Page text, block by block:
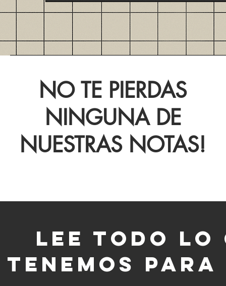
NO TE PIERDAS
NINGUNA DE
NUESTRAS NOTAS!
LEE TODO LO
TENEMOS PARA